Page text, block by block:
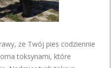
że Twój pies codziennie
toksynami, które